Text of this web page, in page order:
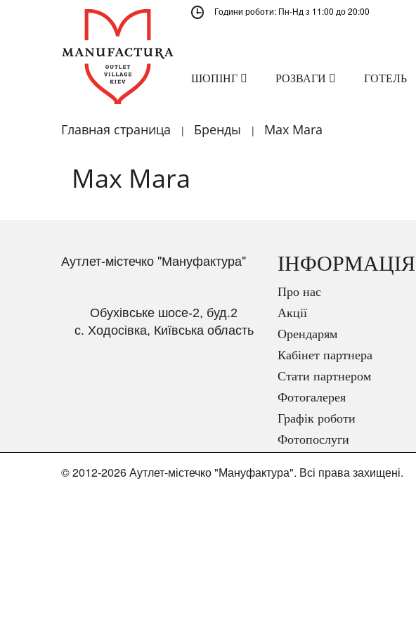
Години роботи: Пн-Нд з 11:00 до 20:00
ШОПІНГ РОЗВАГИ ГОТЕЛЬ
Главная страница | Бренды | Max Mara
Max Mara
Аутлет-містечко "Мануфактура"
Обухівське шосе-2, буд.2
с. Ходосівка, Київська область
ІНФОРМАЦІЯ
Про нас
Акції
Орендарям
Кабінет партнера
Стати партнером
Фотогалерея
Графік роботи
Фотопослуги
© 2012-2026 Аутлет-містечко "Мануфактура". Всі права захищені.